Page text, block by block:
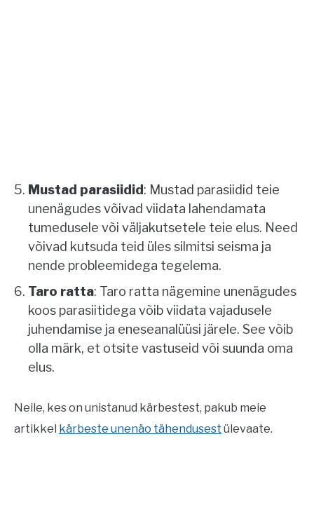
Mustad parasiidid: Mustad parasiidid teie
unenägudes võivad viidata lahendamata
tumedusele või väljakutsetele teie elus. Need
võivad kutsuda teid üles silmitsi seisma ja
nende probleemidega tegelema.
Taro ratta: Taro ratta nägemine unenägudes
koos parasiitidega võib viidata vajadusele
juhendamise ja eneseanalüüsi järele. See võib
olla märk, et otsite vastuseid või suunda oma
elus.
Neile, kes on unistanud kärbestest, pakub meie
artikkel kärbeste unenäo tähendusest ülevaate.